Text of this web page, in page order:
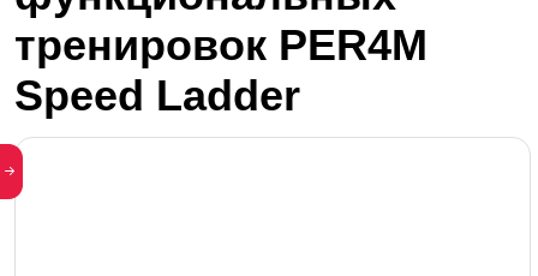
тренировок PER4M
Speed Ladder